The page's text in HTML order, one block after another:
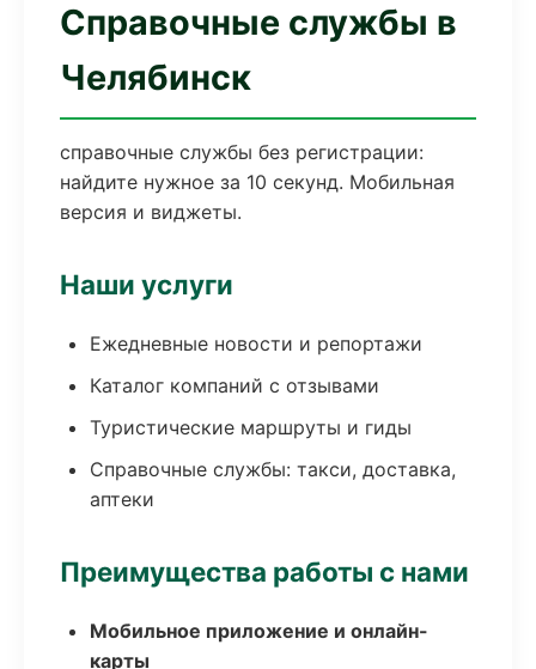
Справочные службы в
Челябинск
справочные службы без регистрации:
найдите нужное за 10 секунд. Мобильная
версия и виджеты.
Наши услуги
Ежедневные новости и репортажи
Каталог компаний с отзывами
Туристические маршруты и гиды
Справочные службы: такси, доставка,
аптеки
Преимущества работы с нами
Мобильное приложение и онлайн-
карты